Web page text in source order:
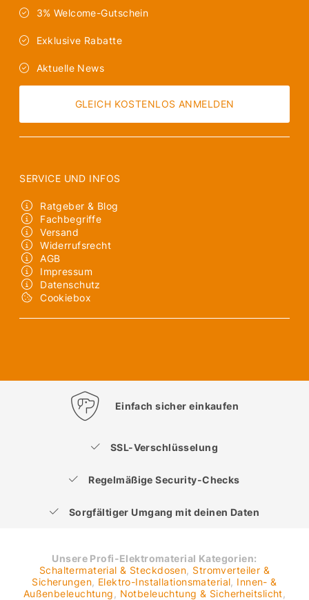
3% Welcome-Gutschein
Exklusive Rabatte
Aktuelle News
GLEICH KOSTENLOS ANMELDEN
SERVICE UND INFOS
Ratgeber & Blog
Fachbegriffe
Versand
Widerrufsrecht
AGB
Impressum
Datenschutz
Cookiebox
Einfach sicher einkaufen
SSL-Verschlüsselung
Regelmäßige Security-Checks
Sorgfältiger Umgang mit deinen Daten
Unsere Profi-Elektromaterial Kategorien:
Schaltermaterial & Steckdosen Stromverteiler &
Sicherungen Elektro-Installationsmaterial Innen- &
Außenbeleuchtung
Notbeleuchtung & Sicherheitslicht